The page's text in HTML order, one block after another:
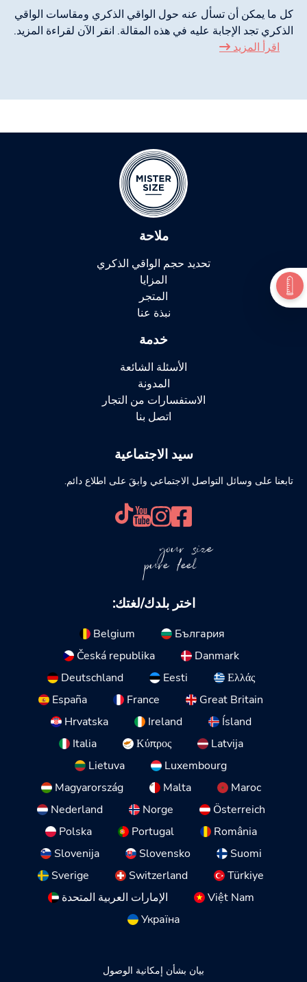
كل ما يمكن أن تسأل عنه حول الواقي الذكري ومقاسات الواقي
الذكري تجد الإجابة عليه في هذه المقالة. انقر الآن لقراءة المزيد.
اقرأ المزيد
ملاحة
تحديد حجم الواقي الذكري
المزايا
المتجر
نبذة عنا
خدمة
الأسئلة الشائعة
المدونة
الاستفسارات من التجار
اتصل بنا
سيد الاجتماعية
تابعنا على وسائل التواصل الاجتماعي وابقَ على اطلاع دائم.
your size
pure feel
اختر بلدك/لغتك:
Belgium
България
Česká republika
Danmark
Deutschland
Eesti
Ελλάς
España
France
Great Britain
Hrvatska
Ireland
Ísland
Italia
Κύπρος
Latvija
Lietuva
Luxembourg
Magyarország
Malta
Maroc
Nederland
Norge
Österreich
Polska
Portugal
România
Slovenija
Slovensko
Suomi
Sverige
Switzerland
Türkiye
الإمارات العربية المتحدة
Việt Nam
Україна
بيان بشأن إمكانية الوصول